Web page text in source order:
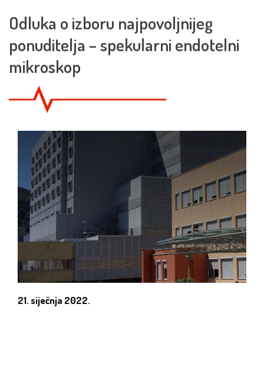
Odluka o izboru najpovoljnijeg
ponuditelja – spekularni endotelni
mikroskop
21. siječnja 2022.